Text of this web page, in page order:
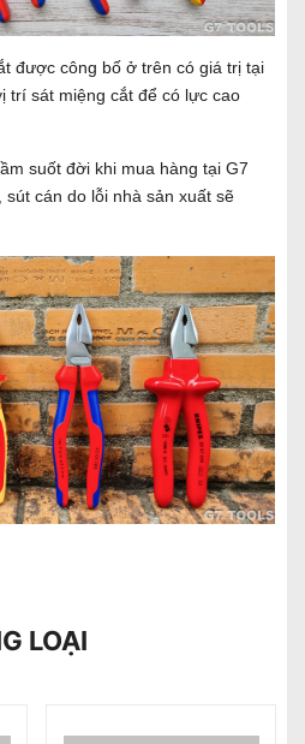
được công bố ở trên có giá trị tại
trí sát miệng cắt để có lực cao
suốt đời khi mua hàng tại G7
sút cán do lỗi nhà sản xuất sẽ
LOẠI